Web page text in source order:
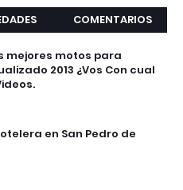
COMENTARIOS
mejores motos para
2013 ¿Vos Con cual
en San Pedro de